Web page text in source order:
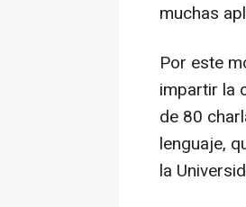
muchas
Por este
impartir la
de 80
lenguaje,
la